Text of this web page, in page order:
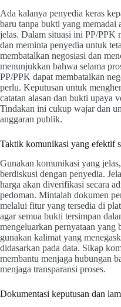
Ada kalanya penyedia keras
baru tanpa bukti yang memadai
jelas. Dalam situasi ini PP/PPK
dan meminta penyedia untuk
membatalkan negosiasi dan
menunjukkan bahwa selama
PP/PPK dapat membatalkan
perlu. Keputusan untuk
catatan alasan dan bukti upaya
Tindakan ini cukup wajar dan
anggaran publik.
Taktik komunikasi yang efektif
Gunakan komunikasi yang
berdiskusi dengan penyedia.
harga akan diverifikasi secara
pedoman. Mintalah dokumen
melalui fitur yang tersedia di
agar semua bukti tersimpan
mengeluarkan pernyataan yang
gunakan kalimat yang
didasarkan pada data. Sikap
membantu menjaga hubungan
menjaga transparansi proses.
Dokumentasi keputusan dan